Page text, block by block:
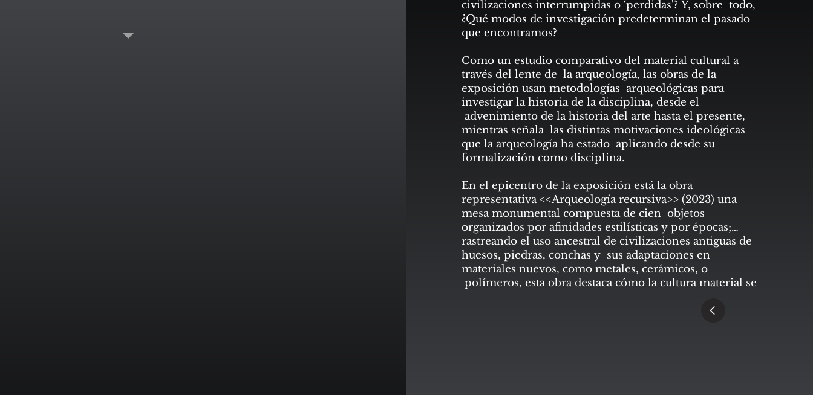
civilizaciones interrumpidas o ‘perdidas'? Y, sobre todo,
¿Qué modos de investigación predeterminan el pasado
que encontramos?
Como un estudio comparativo del material cultural a
través del lente de la arqueología, las obras de la
exposición usan metodologías arqueológicas para
investigar la historia de la disciplina, desde el
advenimiento de la historia del arte hasta el presente,
mientras señala las distintas motivaciones ideológicas
que la arqueología ha estado aplicando desde su
formalización como disciplina.
En el epicentro de la exposición está la obra
representativa <<Arqueología recursiva>> (2023) una
mesa monumental compuesta de cien objetos
organizados por afinidades estilísticas y por épocas;
rastreando el uso ancestral de civilizaciones antiguas de
huesos, piedras, conchas y sus adaptaciones en
materiales nuevos, como metales, cerámicos, o
polímeros, esta obra destaca cómo la cultura material se
las formas en las que el conocimiento conforma